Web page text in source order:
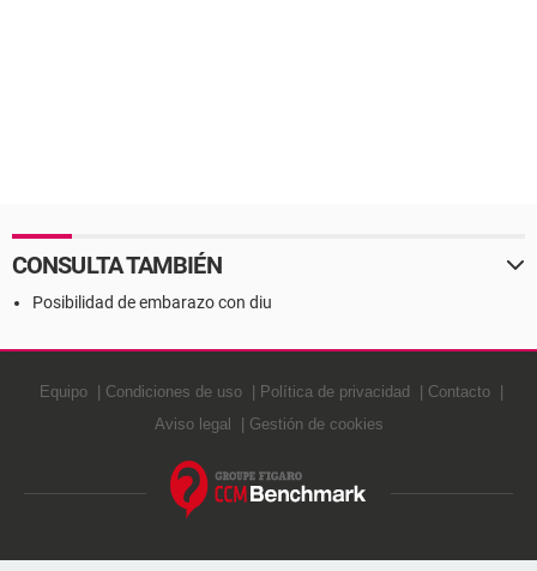
CONSULTA TAMBIÉN
Posibilidad de embarazo con diu
Equipo Condiciones de uso Política de privacidad
Contacto
Aviso legal
Gestión de cookies